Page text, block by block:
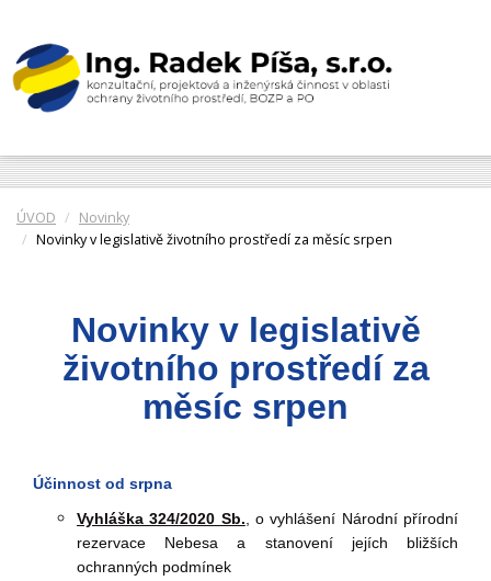
ÚVOD
Novinky
Novinky v legislativě životního prostředí za měsíc srpen
Novinky v legislativě
životního prostředí za
měsíc srpen
Účinnost od srpna
Vyhláška 324/2020 Sb. , o vyhlášení Národní přírodní
rezervace Nebesa a stanovení jejích bližších
ochranných podmínek